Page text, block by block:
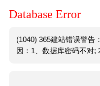
Database Error
(1040) 365建站错误警告
因：1、数据库密码不对;